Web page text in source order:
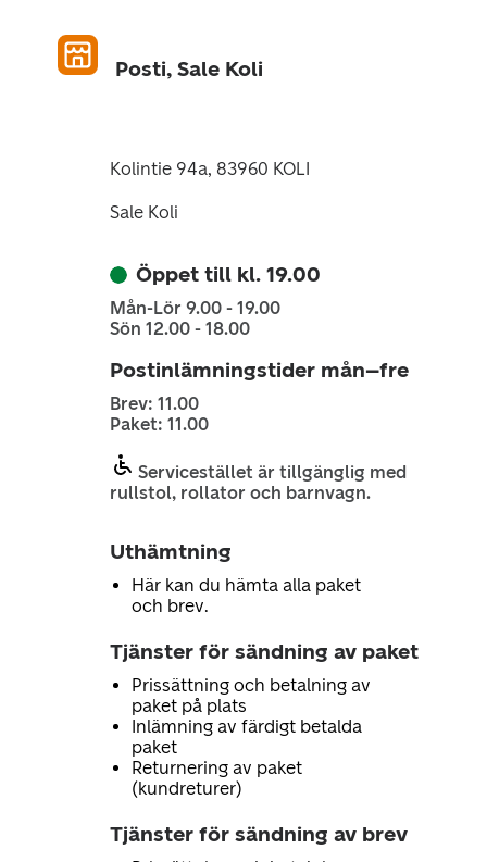
Posti, Sale Koli
Kolintie 94a, 83960 KOLI
Sale Koli
Öppet till kl. 19.00
Mån-Lör 9.00 - 19.00
Sön 12.00 - 18.00
Postinlämningstider mån–fre
Brev: 11.00
Paket: 11.00
Servicestället är tillgänglig med
rullstol, rollator och barnvagn.
Uthämtning
Här kan du hämta alla paket
och brev.
Tjänster för sändning av paket
Prissättning och betalning av
paket på plats
Inlämning av färdigt betalda
paket
Returnering av paket
(kundreturer)
Tjänster för sändning av brev